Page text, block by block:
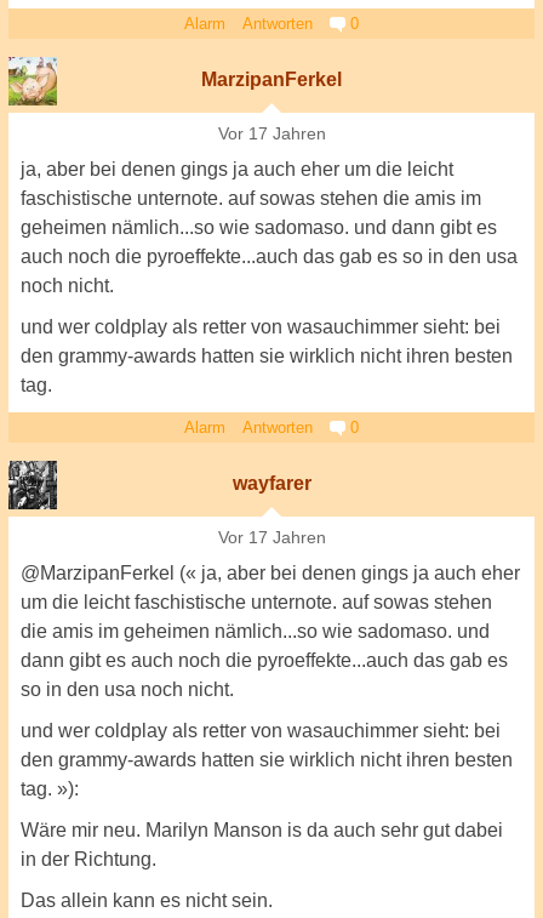
Alarm Antworten 0
MarzipanFerkel
Vor 17 Jahren
ja, aber bei denen gings ja auch eher um die leicht
faschistische unternote. auf sowas stehen die amis im
geheimen nämlich...so wie sadomaso. und dann gibt es
auch noch die pyroeffekte...auch das gab es so in den usa
noch nicht.
und wer coldplay als retter von wasauchimmer sieht: bei
den grammy-awards hatten sie wirklich nicht ihren besten
tag.
Alarm Antworten 0
wayfarer
Vor 17 Jahren
@MarzipanFerkel (« ja, aber bei denen gings ja auch eher
um die leicht faschistische unternote. auf sowas stehen
die amis im geheimen nämlich...so wie sadomaso. und
dann gibt es auch noch die pyroeffekte...auch das gab es
so in den usa noch nicht.
und wer coldplay als retter von wasauchimmer sieht: bei
den grammy-awards hatten sie wirklich nicht ihren besten
tag. »):
Wäre mir neu. Marilyn Manson is da auch sehr gut dabei
in der Richtung.
Das allein kann es nicht sein.